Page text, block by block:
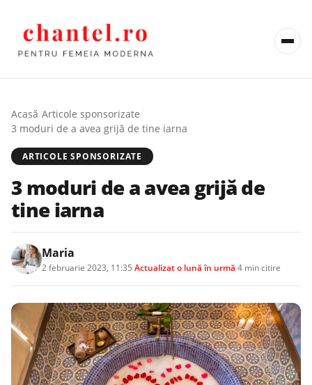
Acasă/Articole sponsorizate/
3 moduri de a avea grijă de tine iarna
ARTICOLE SPONSORIZATE
3 moduri de a avea grijă de
tine iarna
Maria
2 februarie 2023, 11:35 Actualizato lună în urmă 4 min citire